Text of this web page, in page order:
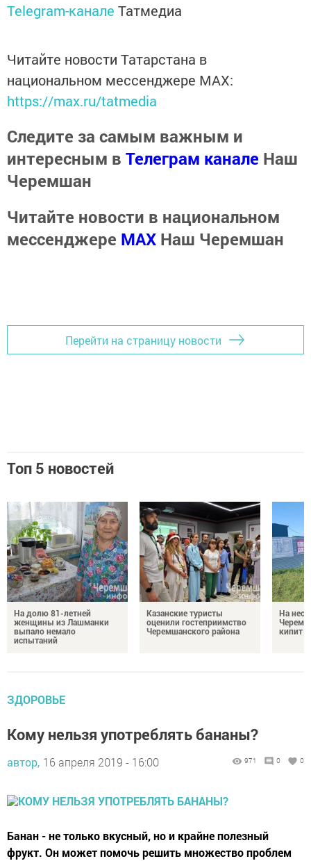
Telegram-канале Татмедиа
Читайте новости Татарстана в
национальном мессенджере MАХ:
https://max.ru/tatmedia
Следите за самым важным и
интересным в Телеграм канале Наш
Черемшан
Читайте новости в национальном
мессенджере MАХ Наш Черемшан
Перейти на страницу новости
Топ 5 новостей
На долю 81-летней
женщины из Лашманки
выпало немало
испытаний
Казанские туристы
оценили гостеприимство
Черемшанского района
На
кипит
ЗДОРОВЬЕ
Кому нельзя употреблять бананы?
автор, 16 апреля 2019 - 16:00 971 0 0
Банан - не только вкусный, но и крайне полезный
фрукт. Он может помочь решить множество проблем